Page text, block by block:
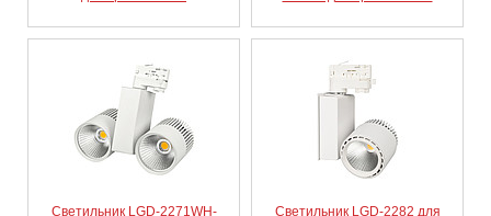
Светильник LGD-2271WH-
Светильник LGD-2282 для